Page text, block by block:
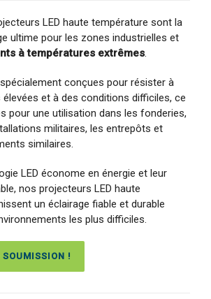
LED haute température sont la
ultime pour les zones industrielles et
à températures extrêmes
conçues pour résister à
et à des conditions difficiles, ce
pour une utilisation dans les fonderies,
militaires, les entrepôts et
similaires.
LED économe en énergie et leur
nos projecteurs LED haute
un éclairage fiable et durable
les plus difficiles.
SOUMISSION !